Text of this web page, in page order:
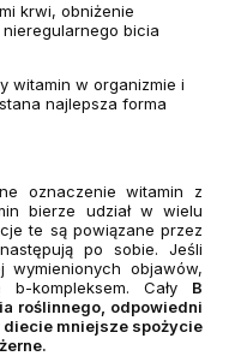
krwi, obniżenie
bicia
witamin w organizmie i
najlepsza forma
oznaczenie witamin z
bierze udział w wielu
te są powiązane przez
po sobie. Jeśli
wymienionych objawów,
b-kompleksem. Cały B
roślinnego, odpowiedni
diecie mniejsze spożycie